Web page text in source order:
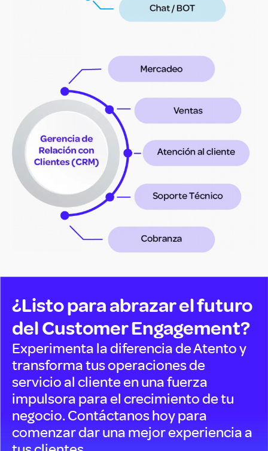
¿Listo para abrazar el futuro
del Customer Engagement?
Experimenta la diferencia de Atento y
transforma tus operaciones de
servicio al cliente en una fuerza
impulsora para el crecimiento de tu
negocio. Contáctanos hoy para
comenzar dar una mejor experiencia a